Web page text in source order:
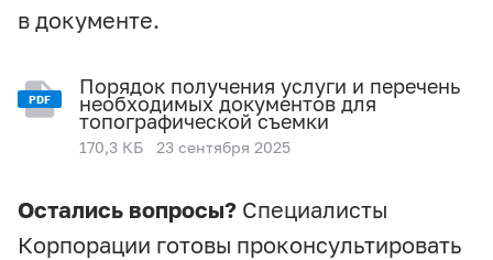
в документе.
PDF
Порядок получения услуги и перечень
необходимых документов для
топографической съемки
170,3 КБ 23 сентября 2025
Остались вопросы? Специалисты
Корпорации готовы проконсультировать